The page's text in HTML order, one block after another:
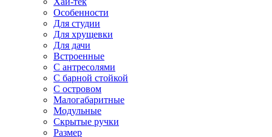
Особенности
Для студии
Для хрущевки
Для дачи
Встроенные
С антресолями
С барной стойкой
С островом
Малогабаритные
Модульные
Скрытые ручки
Размер